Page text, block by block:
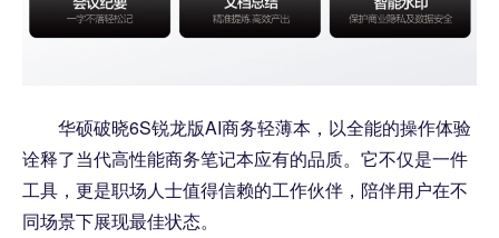
华硕破晓6S锐龙版AI商务轻薄本，以全能的操作体验
诠释了当代高性能商务笔记本应有的品质。它不仅是一件
工具，更是职场人士值得信赖的工作伙伴，陪伴用户在不
同场景下展现最佳状态。